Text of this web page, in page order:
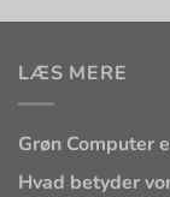
LÆS MERE
Grøn Computer
Hvad betyder